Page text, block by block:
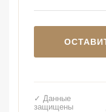
✓ Данные
защищены